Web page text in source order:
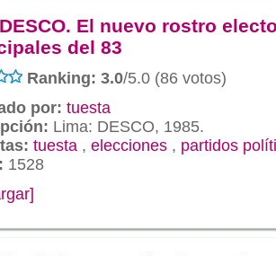
El nuevo rostro
del 83
Ranking: 3.0/5.0 (86 votos)
por: tuesta
Lima: DESCO, 1985.
tuesta , elecciones , partidos
1528